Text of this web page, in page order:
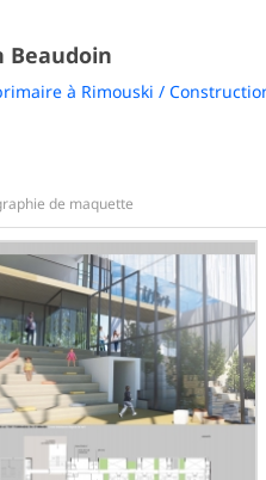
Beaudoin
à Rimouski /
de maquette